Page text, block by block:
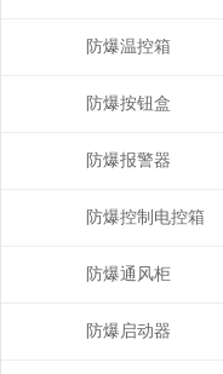
防爆温控箱
防爆按钮盒
防爆报警器
防爆控制电控箱
防爆通风柜
防爆启动器